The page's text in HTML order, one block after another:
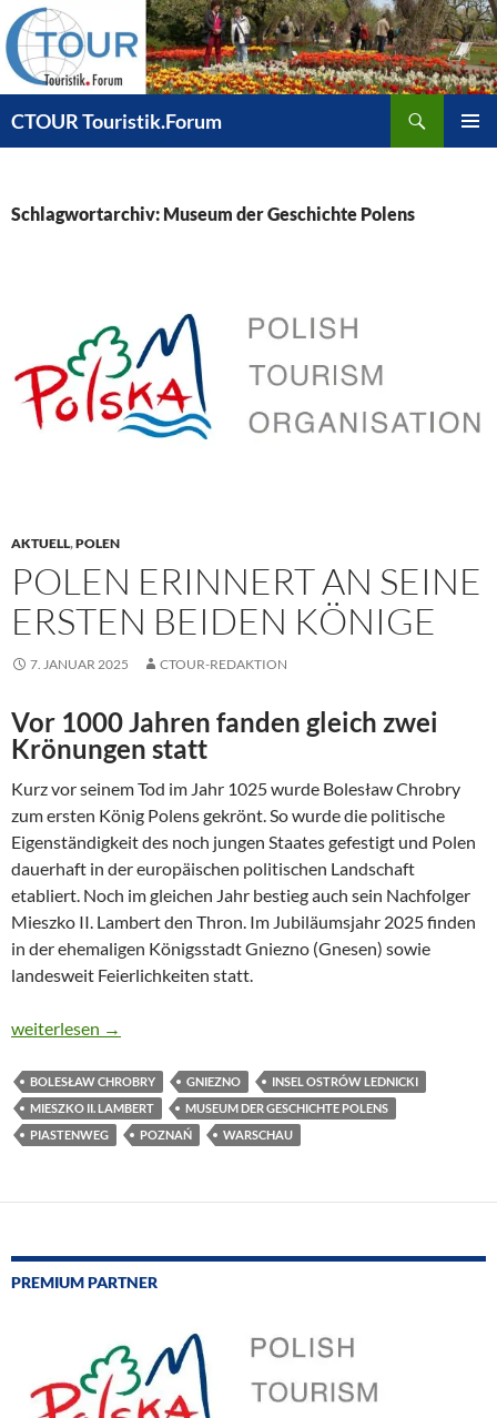
Zum
Inhalt
springen
CTOUR Touristik.Forum
Schlagwortarchiv: Museum der Geschichte Polens
AKTUELL,POLEN
POLEN ERINNERT AN SEINE
ERSTEN BEIDEN KÖNIGE
7. JANUAR 2025 CTOUR-REDAKTION
Vor 1000 Jahren fanden gleich zwei
Krönungen statt
Kurz vor seinem Tod im Jahr 1025 wurde Bolesław Chrobry
zum ersten König Polens gekrönt. So wurde die politische
Eigenständigkeit des noch jungen Staates gefestigt und Polen
dauerhaft in der europäischen politischen Landschaft
etabliert. Noch im gleichen Jahr bestieg auch sein Nachfolger
Mieszko II. Lambert den Thron. Im Jubiläumsjahr 2025 finden
in der ehemaligen Königsstadt Gniezno (Gnesen) sowie
landesweit Feierlichkeiten statt.
POLEN ERINNERT AN SEINE ERSTEN BEIDEN KÖNIGE
weiterlesen →
BOLESŁAW CHROBRY GNIEZNO
INSEL OSTRÓW LEDNICKI
MIESZKO II. LAMBERT
MUSEUM DER GESCHICHTE POLENS
PIASTENWEG
POZNAŃ WARSCHAU
PREMIUM PARTNER